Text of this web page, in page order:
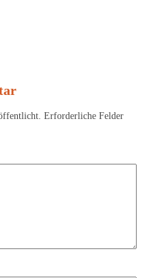
Erforderliche Felder